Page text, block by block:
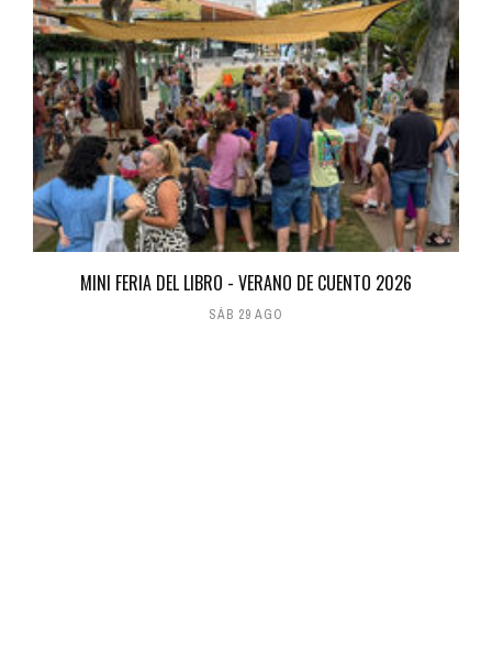
MINI FERIA DEL LIBRO - VERANO DE CUENTO 2026
SÁB 29 AGO